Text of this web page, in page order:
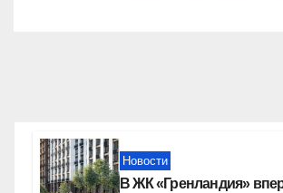
Новости
В ЖК «Гренландия»